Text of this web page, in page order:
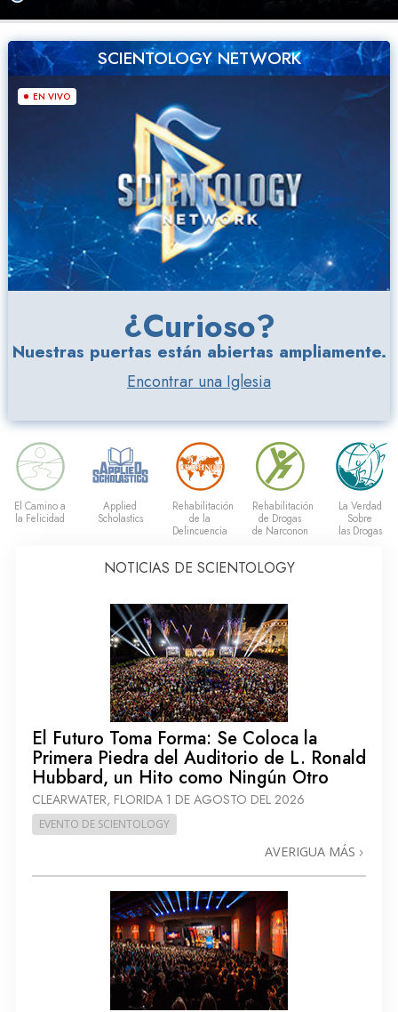
SCIENTOLOGY NETWORK
EN VIVO
¿Curioso?
Nuestras puertas están abiertas ampliamente.
Encontrar una Iglesia
El Camino a
la Felicidad
Applied
Scholastics
Rehabilitación
de la
Delincuencia
Rehabilitación
de Drogas
de Narconon
La Verdad
Sobre
las Drogas
NOTICIAS DE SCIENTOLOGY
El Futuro Toma Forma: Se Coloca la
Primera Piedra del Auditorio de L. Ronald
Hubbard, un Hito como Ningún Otro
CLEARWATER, FLORIDA 1 DE AGOSTO DEL 2026
EVENTO DE SCIENTOLOGY
AVERIGUA MÁS